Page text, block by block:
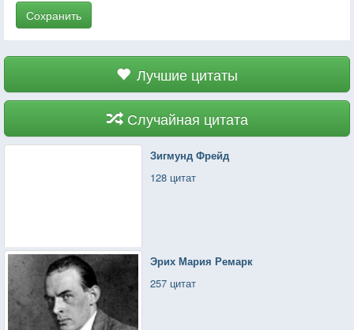
Сохранить
Лучшие цитаты
Случайная цитата
Зигмунд Фрейд
128 цитат
Эрих Мария Ремарк
257 цитат